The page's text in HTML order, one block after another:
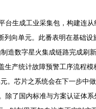
生成工业采集包，构建连从
向单元。此番表明在基础设
造数字星火集成链路完成刷
产统计故障预警工序流程模
。芯片之系统会在下一步中
除了国内标准与方案认证体系